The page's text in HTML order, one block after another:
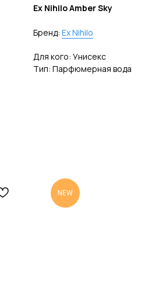
Ex Nihilo Amber Sky
Бренд: Ex Nihilo
Для кого: Унисекс
Тип: Парфюмерная вода
NEW